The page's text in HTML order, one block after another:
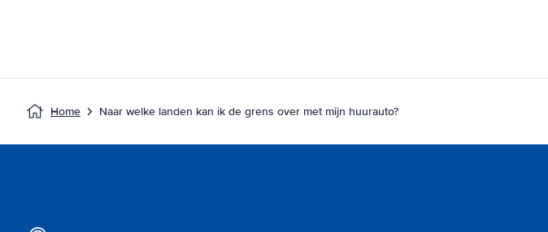
Home Naar welke landen kan ik de grens over met mijn huurauto?